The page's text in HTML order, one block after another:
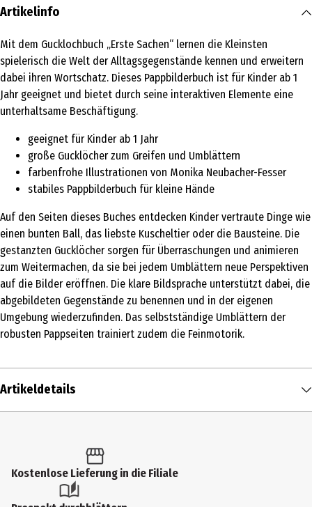
Artikelinfo
Mit dem Gucklochbuch „Erste Sachen“ lernen die Kleinsten
spielerisch die Welt der Alltagsgegenstände kennen und erweitern
dabei ihren Wortschatz. Dieses Pappbilderbuch ist für Kinder ab 1
Jahr geeignet und bietet durch seine interaktiven Elemente eine
unterhaltsame Beschäftigung.
geeignet für Kinder ab 1 Jahr
große Gucklöcher zum Greifen und Umblättern
farbenfrohe Illustrationen von Monika Neubacher-Fesser
stabiles Pappbilderbuch für kleine Hände
Auf den Seiten dieses Buches entdecken Kinder vertraute Dinge wie
einen bunten Ball, das liebste Kuscheltier oder die Bausteine. Die
gestanzten Gucklöcher sorgen für Überraschungen und animieren
zum Weitermachen, da sie bei jedem Umblättern neue Perspektiven
auf die Bilder eröffnen. Die klare Bildsprache unterstützt dabei, die
abgebildeten Gegenstände zu benennen und in der eigenen
Umgebung wiederzufinden. Das selbstständige Umblättern der
robusten Pappseiten trainiert zudem die Feinmotorik.
Artikeldetails
Produkttyp
Kinder- & Jugendbücher
Kostenlose Lieferung in die Filiale